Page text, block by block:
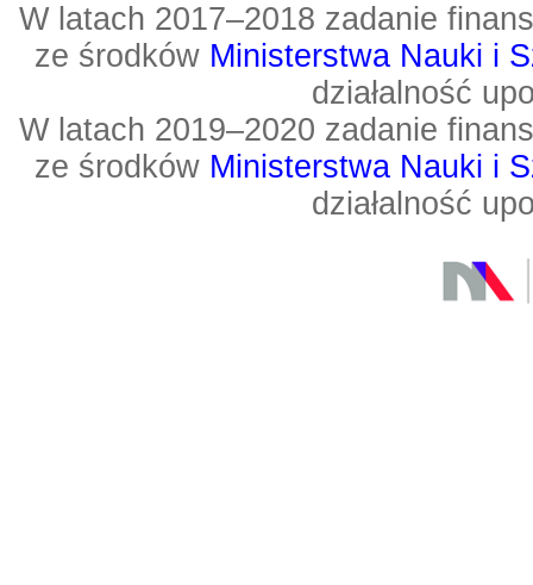
W latach 2017–2018 zadanie
ze środków Ministerstwa Nauki i
działalność
W latach 2019–2020 zadanie
ze środków Ministerstwa Nauki i
działalność